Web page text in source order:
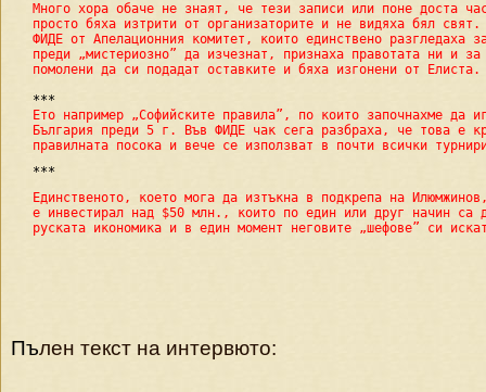
Много хора обаче не знаят, че тези записи или поне доста
просто бяха изтрити от организаторите и не видяха бял свят.
ФИДЕ от Апелационния комитет, които единствено разгледаха
преди „мистериозно” да изчезнат, признаха правотата ни и
помолени да си подадат оставките и бяха изгонени от Елиста.
***
Ето например „Софийските правила”, по които започнахме да
България преди 5 г. Във ФИДЕ чак сега разбраха, че това е
правилната посока и вече се използват в почти всички
***
Единственото, което мога да изтъкна в подкрепа на
е инвестирал над $50 млн., които по един или друг начин са
руската икономика и в един момент неговите „шефове” си
Пълен текст на интервюто: